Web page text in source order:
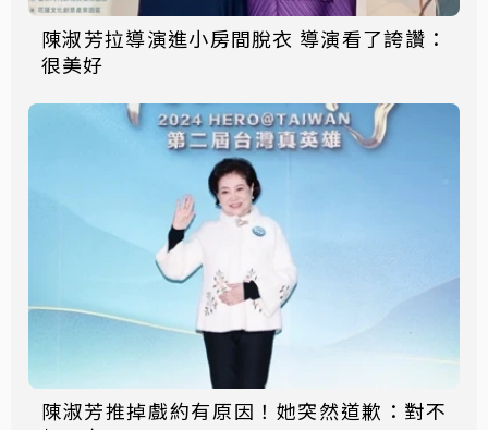
陳淑芳拉導演進小房間脫衣 導演看了誇讚：
很美好
陳淑芳推掉戲約有原因！她突然道歉：對不